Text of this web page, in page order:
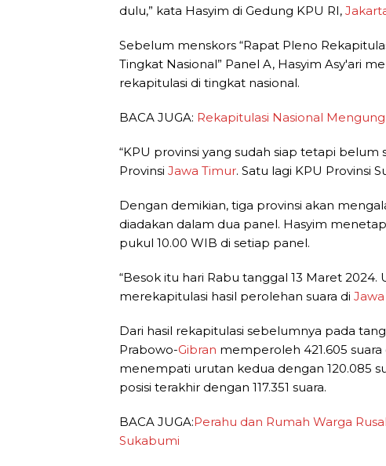
dulu,” kata Hasyim di Gedung KPU RI,
Sebelum menskors “Rapat Pleno
Tingkat Nasional” Panel A, Hasyim Asy'ari
rekapitulasi di tingkat nasional.
BACA JUGA: Rekapitulasi Nasional
“KPU provinsi yang sudah siap tetapi belum
Provinsi Jawa Timur. Satu lagi KPU Provinsi
Dengan demikian, tiga provinsi akan
diadakan dalam dua panel. Hasyim
pukul 10.00 WIB di setiap panel.
“Besok itu hari Rabu tanggal 13 Maret
merekapitulasi hasil perolehan suara di
Dari hasil rekapitulasi sebelumnya pada
Prabowo-Gibran memperoleh 421.605 suara
menempati urutan kedua dengan 120.085
posisi terakhir dengan 117.351 suara.
BACA JUGA:Perahu dan Rumah Warga
Sukabumi